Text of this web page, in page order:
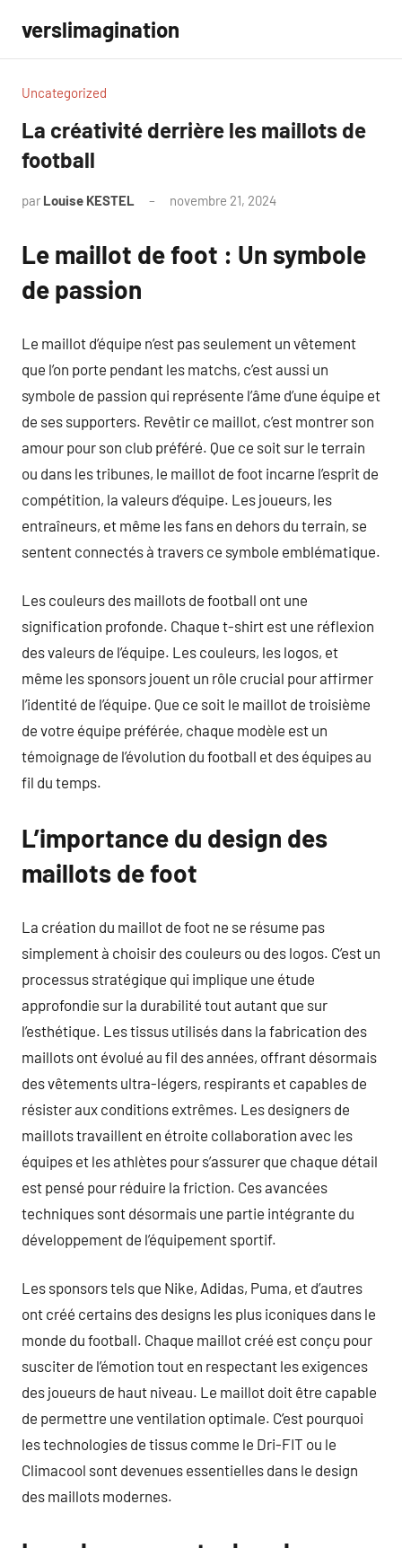
contenu
verslimagination
Uncategorized
La créativité derrière les maillots de
football
par Louise KESTEL novembre 21, 2024
Le maillot de foot : Un symbole
de passion
Le maillot d’équipe n’est pas seulement un vêtement
que l’on porte pendant les matchs, c’est aussi un
symbole de passion qui représente l’âme d’une équipe et
de ses supporters. Revêtir ce maillot, c’est montrer son
amour pour son club préféré. Que ce soit sur le terrain
ou dans les tribunes, le maillot de foot incarne l’esprit de
compétition, la valeurs d’équipe. Les joueurs, les
entraîneurs, et même les fans en dehors du terrain, se
sentent connectés à travers ce symbole emblématique.
Les couleurs des maillots de football ont une
signification profonde. Chaque t-shirt est une réflexion
des valeurs de l’équipe. Les couleurs, les logos, et
même les sponsors jouent un rôle crucial pour affirmer
l’identité de l’équipe. Que ce soit le maillot de troisième
de votre équipe préférée, chaque modèle est un
témoignage de l’évolution du football et des équipes au
fil du temps.
L’importance du design des
maillots de foot
La création du maillot de foot ne se résume pas
simplement à choisir des couleurs ou des logos. C’est un
processus stratégique qui implique une étude
approfondie sur la durabilité tout autant que sur
l’esthétique. Les tissus utilisés dans la fabrication des
maillots ont évolué au fil des années, offrant désormais
des vêtements ultra-légers, respirants et capables de
résister aux conditions extrêmes. Les designers de
maillots travaillent en étroite collaboration avec les
équipes et les athlètes pour s’assurer que chaque détail
est pensé pour réduire la friction. Ces avancées
techniques sont désormais une partie intégrante du
développement de l’équipement sportif.
Les sponsors tels que Nike, Adidas, Puma, et d’autres
ont créé certains des designs les plus iconiques dans le
monde du football. Chaque maillot créé est conçu pour
susciter de l’émotion tout en respectant les exigences
des joueurs de haut niveau. Le maillot doit être capable
de permettre une ventilation optimale. C’est pourquoi
les technologies de tissus comme le Dri-FIT ou le
Climacool sont devenues essentielles dans le design
des maillots modernes.